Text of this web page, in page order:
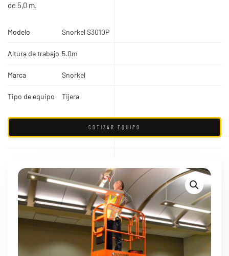
de 5,0 m.
Modelo Snorkel S3010P
Altura de trabajo 5.0m
Marca Snorkel
Tipo de equipo Tijera
COTIZAR EQUIPO